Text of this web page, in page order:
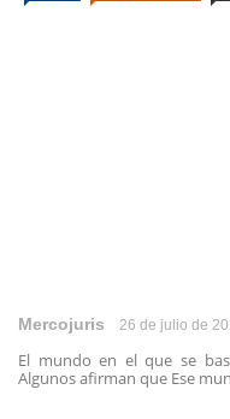
Mercojuris 26 de julio de
El mundo en el que se
Algunos afirman que Ese